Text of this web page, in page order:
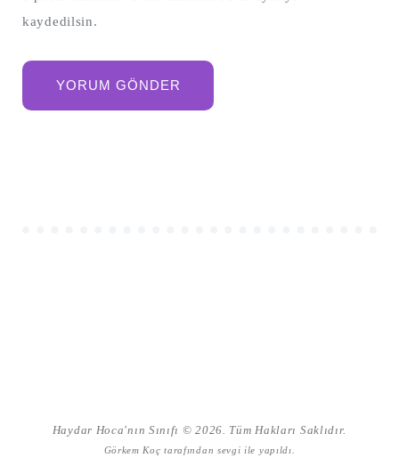
kaydedilsin.
Haydar Hoca'nın Sınıfı © 2026. Tüm Hakları Saklıdır.
Görkem Koç tarafından sevgi ile yapıldı.